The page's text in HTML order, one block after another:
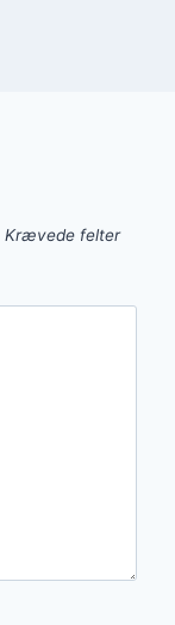
Krævede felter